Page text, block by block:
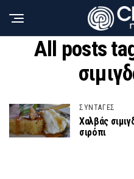
All posts
ΣΥΝΤΑΓΕΣ
Χαλβάς
σιρόπι